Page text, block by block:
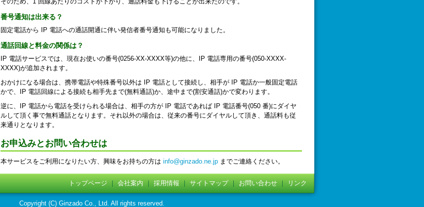
番号通知は出来る？
固定電話から IP 電話への通話開通に伴い発信者番号通知も可能になりました。
通話回線と料金の関係は？
IP 電話サービスでは、現在お使いの番号(0256-XX-XXXX等)の他に、IP 電話専用の番号(050-XXXX-
XXXX)が追加されます。
おかけになる場合は、携帯電話や特殊番号以外は IP 電話として接続し、相手が IP 電話か一般固定電話
かで、IP 電話回線による接続も相手先まで(無料通話)か、途中まで(割安通話)かで変わります。
逆に、IP 電話から電話を受けられる場合は、相手の方が IP 電話であれば IP 電話番号(050 番)にダイヤ
ルして頂く事で無料通話となります。それ以外の場合は、従来の番号にダイヤルして頂き、通話料も従
来通りとなります。
お申込みとお問い合わせは
本サービスをご利用になりたい方、興味をお持ちの方は info@ginzado.ne.jp までご連絡ください。
トップページ ｜ 会社案内 ｜ 採用情報 ｜ サイトマップ｜ お問い合わせ ｜ リンク
Copyright (C) Ginzado Co., Ltd. All rights reserved.